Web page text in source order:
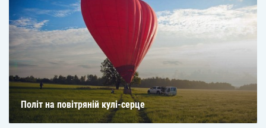
Політ на повітряній кулі-серце